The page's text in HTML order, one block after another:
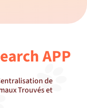
APP
de
Trouvés et